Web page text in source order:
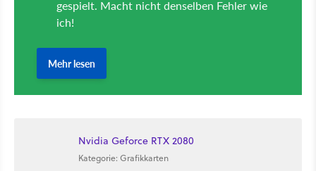
Nvidia Geforce RTX 2080
Kategorie: Grafikkarten